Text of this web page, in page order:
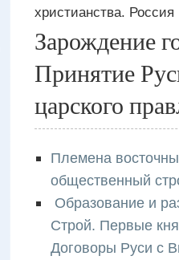
христианства.
Зарождение
Принятие
царского
Племена
общественный
Образование и
Строй. Первые
Договоры Руси с